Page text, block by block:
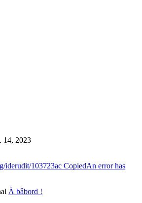
14, 2023
iderudit/103723ac CopiedAn error has
À bâbord !